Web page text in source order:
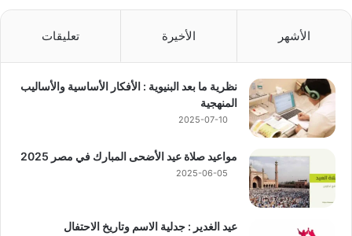
الأشهر الأخيرة تعليقات
نظرية ما بعد البنيوية : الأفكار الأساسية والأساليب
المنهجية
2025-07-10
مواعيد صلاة عيد الأضحى المبارك في مصر 2025
2025-06-05
عيد الغدير : جدلية الاسم وتاريخ الاحتفال